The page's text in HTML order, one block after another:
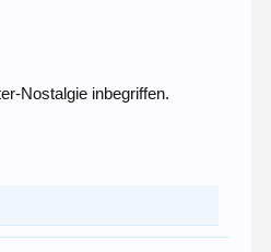
Nostalgie inbegriffen.